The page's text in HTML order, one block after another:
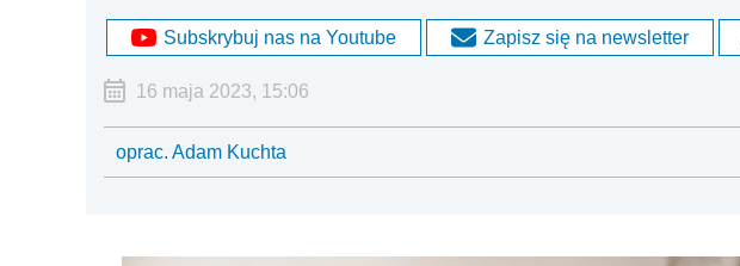
Subskrybuj nas na Youtube Zapisz się na newsletter
16 maja 2023, 15:06
oprac. Adam Kuchta